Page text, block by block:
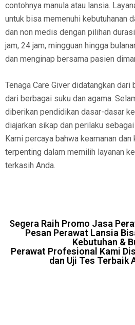
contohnya manula atau lansia.
untuk bisa memenuhi kebutuhanan
dan non medis dengan pilihan
jam, 24 jam, mingguan hingga
dan menginap bersama pasien
Tenaga Care Giver didatangkan
dari berbagai suku dan agama.
diberikan pendidikan dasar-dasar
diajarkan sikap dan perilaku
Kami percaya bahwa keamanan dan
terpenting dalam memilih layanan
terkasih Anda.
Segera Raih Promo Jasa
Pesan Perawat Lansia
Kebutuhan &
Perawat Profesional Kami
dan Uji Tes Terbaik